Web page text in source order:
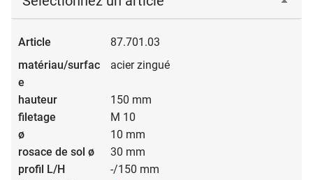
87.701.03
acier zingué
150 mm
M 10
10 mm
30 mm
-/150 mm